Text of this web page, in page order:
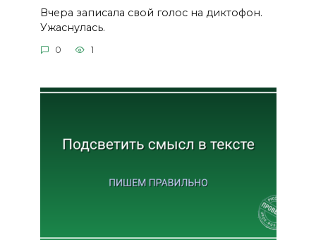
Вчера записала свой голос на диктофон.
Ужаснулась.
0 1